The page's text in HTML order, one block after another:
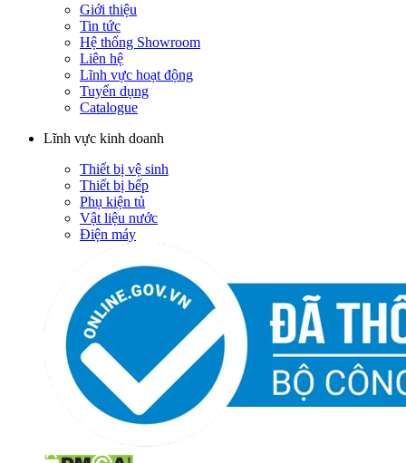
Giới thiệu
Tin tức
Hệ thống Showroom
Liên hệ
Lĩnh vực hoạt động
Tuyển dụng
Catalogue
Lĩnh vực kinh doanh
Thiết bị vệ sinh
Thiết bị bếp
Phụ kiện tủ
Vật liệu nước
Điện máy